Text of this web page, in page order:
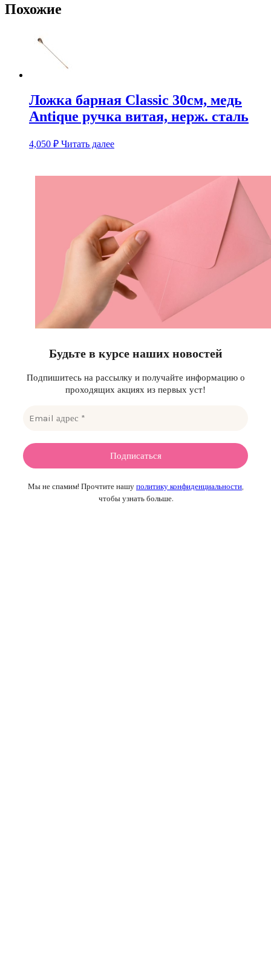
витая,
нерж.
Похожие
Ложка барная Classic 30см, медь
Antique ручка витая, нерж. сталь
4,050 ₽ Читать далее
Будьте в курсе наших новостей
Подпишитесь на рассылку и получайте информацию о
проходящих акциях из первых уст!
Мы не спамим! Прочтите нашу политику конфиденциальности,
чтобы узнать больше.